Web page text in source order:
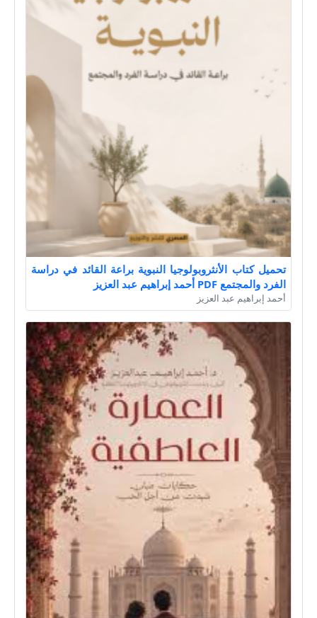
تحميل كتاب الأنثروبولوجيا النبوية براعة القائد في دراسة
الفرد والمجتمع PDF أحمد إبراهيم عبد العزيز
أحمد إبراهيم عبد العزيز